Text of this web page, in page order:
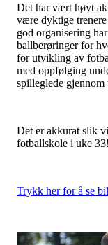
Det har vært høyt
være dyktige
god organisering
ballberøringer for
for utvikling av
med oppfølging
spilleglede
Det er akkurat slik
fotballskole i uke
Trykk her for å se